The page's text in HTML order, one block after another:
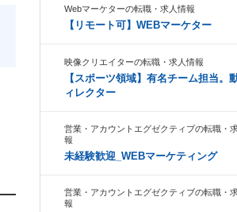
Webマーケターの転職・求人情報
【リモート可】WEBマーケター
映像クリエイターの転職・求人情報
【スポーツ領域】有名チーム担当。
ィレクター
営業・アカウントエグゼクティブの転職・
報
未経験歓迎_WEBマーケティング
営業・アカウントエグゼクティブの転職・
報